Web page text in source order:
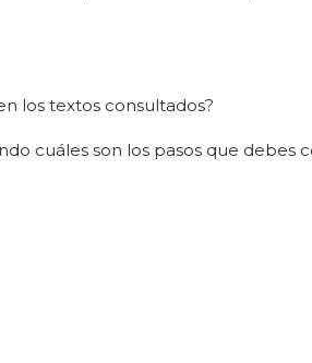
los textos consultados?
cuáles son los pasos que debes